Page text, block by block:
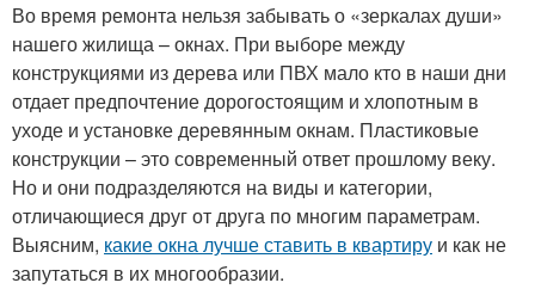
Во время ремонта нельзя забывать о «зеркалах души»
нашего жилища – окнах. При выборе между
конструкциями из дерева или ПВХ мало кто в наши дни
отдает предпочтение дорогостоящим и хлопотным в
уходе и установке деревянным окнам. Пластиковые
конструкции – это современный ответ прошлому веку.
Но и они подразделяются на виды и категории,
отличающиеся друг от друга по многим параметрам.
Выясним, какие окна лучше ставить в квартиру и как не
запутаться в их многообразии.